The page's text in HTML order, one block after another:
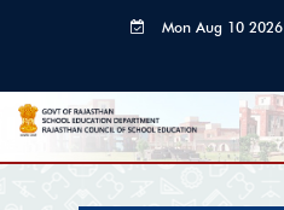
Mon Aug 10 2026